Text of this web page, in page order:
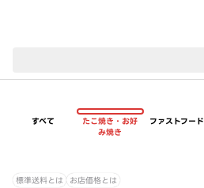
すべて
たこ焼き・お好
み焼き
ファストフード
標準送料とは お店価格とは